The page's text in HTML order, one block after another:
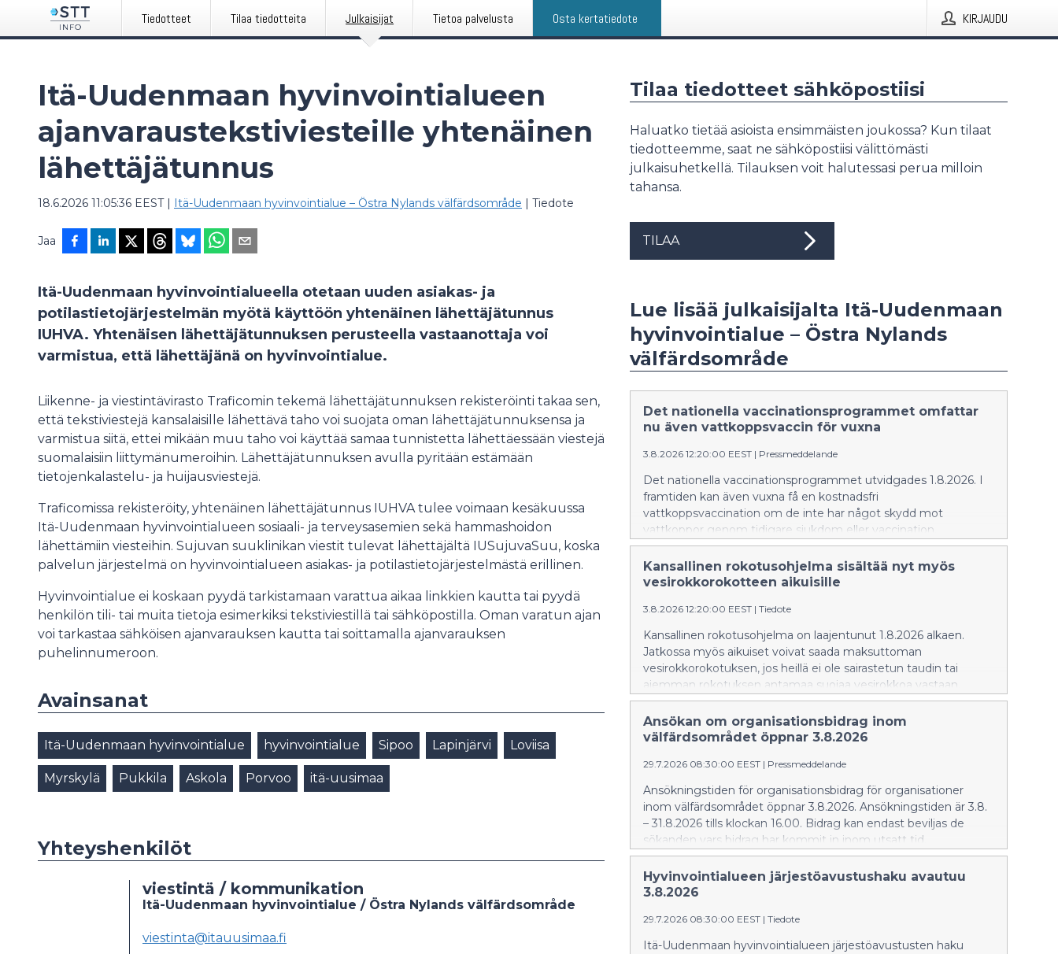
Tiedotteet Tilaa tiedotteita Julkaisijat Tietoa palvelusta Osta kertatiedote KIRJAUDU
Itä-Uudenmaan hyvinvointialueen
ajanvaraustekstiviesteille yhtenäinen
lähettäjätunnus
18.6.2026 11:05:36 EEST| Itä-Uudenmaan hyvinvointialue – Östra Nylands välfärdsområde | Tiedote
Jaa
Itä-Uudenmaan hyvinvointialueella otetaan uuden asiakas- ja
potilastietojärjestelmän myötä käyttöön yhtenäinen lähettäjätunnus
IUHVA. Yhtenäisen lähettäjätunnuksen perusteella vastaanottaja voi
varmistua, että lähettäjänä on hyvinvointialue.
Liikenne- ja viestintävirasto Traficomin tekemä lähettäjätunnuksen rekisteröinti takaa sen,
että tekstiviestejä kansalaisille lähettävä taho voi suojata oman lähettäjätunnuksensa ja
varmistua siitä, ettei mikään muu taho voi käyttää samaa tunnistetta lähettäessään viestejä
suomalaisiin liittymänumeroihin. Lähettäjätunnuksen avulla pyritään estämään
tietojenkalastelu- ja huijausviestejä.
Traficomissa rekisteröity, yhtenäinen lähettäjätunnus IUHVA tulee voimaan kesäkuussa
Itä-Uudenmaan hyvinvointialueen sosiaali- ja terveysasemien sekä hammashoidon
lähettämiin viesteihin. Sujuvan suuklinikan viestit tulevat lähettäjältä IUSujuvaSuu, koska
palvelun järjestelmä on hyvinvointialueen asiakas- ja potilastietojärjestelmästä erillinen.
Hyvinvointialue ei koskaan pyydä tarkistamaan varattua aikaa linkkien kautta tai pyydä
henkilön tili- tai muita tietoja esimerkiksi tekstiviestillä tai sähköpostilla. Oman varatun ajan
voi tarkastaa sähköisen ajanvarauksen kautta tai soittamalla ajanvarauksen
puhelinnumeroon.
Avainsanat
Itä-Uudenmaan hyvinvointialue hyvinvointialue Sipoo Lapinjärvi Loviisa
Myrskylä Pukkila Askola Porvoo itä-uusimaa
Yhteyshenkilöt
viestintä / kommunikation
Itä-Uudenmaan hyvinvointialue / Östra Nylands välfärdsområde
viestinta@itauusimaa.fi
Tilaa tiedotteet sähköpostiisi
Haluatko tietää asioista ensimmäisten joukossa? Kun tilaat
tiedotteemme, saat ne sähköpostiisi välittömästi
julkaisuhetkellä. Tilauksen voit halutessasi perua milloin
tahansa.
TILAA
Lue lisää julkaisijalta Itä-Uudenmaan
hyvinvointialue – Östra Nylands
välfärdsområde
Det nationella vaccinationsprogrammet omfattar
nu även vattkoppsvaccin för vuxna
3.8.2026 12:20:00 EEST | Pressmeddelande
Det nationella vaccinationsprogrammet utvidgades 1.8.2026. I
framtiden kan även vuxna få en kostnadsfri
vattkoppsvaccination om de inte har något skydd mot
vattkoppor genom tidigare sjukdom eller vaccination.
Kansallinen rokotusohjelma sisältää nyt myös
vesirokkorokotteen aikuisille
3.8.2026 12:20:00 EEST | Tiedote
Kansallinen rokotusohjelma on laajentunut 1.8.2026 alkaen.
Jatkossa myös aikuiset voivat saada maksuttoman
vesirokkorokotuksen, jos heillä ei ole sairastetun taudin tai
aiemman rokotuksen antamaa suojaa vesirokkoa vastaan.
Ansökan om organisationsbidrag inom
välfärdsområdet öppnar 3.8.2026
29.7.2026 08:30:00 EEST | Pressmeddelande
Ansökningstiden för organisationsbidrag för organisationer
inom välfärdsområdet öppnar 3.8.2026. Ansökningstiden är 3.8.
– 31.8.2026 tills klockan 16.00. Bidrag kan endast beviljas de
sökanden vars bidrag har kommit in inom utsatt tid.
Hyvinvointialueen järjestöavustushaku avautuu
3.8.2026
29.7.2026 08:30:00 EEST | Tiedote
Itä-Uudenmaan hyvinvointialueen järjestöavustusten haku